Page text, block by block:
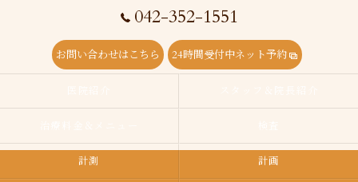
042-352-1551
お問い合わせはこちら 24時間受付中ネット予約
計測 計画